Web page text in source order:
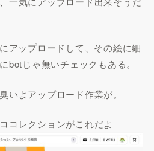
アップロードして、その絵に細
botじゃ無いチェックもある。
いよアップロード作業が。
コレクションがこれだよ